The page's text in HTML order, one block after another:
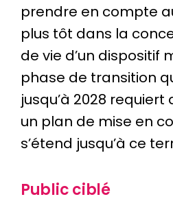
prendre en compte
plus tôt dans la
de vie d’un dispositif
phase de transition
jusqu’à 2028
un plan de mise en
s’étend jusqu’à ce
Public ciblé